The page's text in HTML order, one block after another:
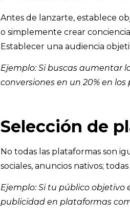
Antes de lanzarte, establece
o simplemente crear
Establecer una audiencia
Ejemplo: Si buscas aumentar
conversiones en un 20% en los
Selección de
No todas las plataformas son
sociales, anuncios nativos;
Ejemplo: Si tu público objetivo
publicidad en plataformas